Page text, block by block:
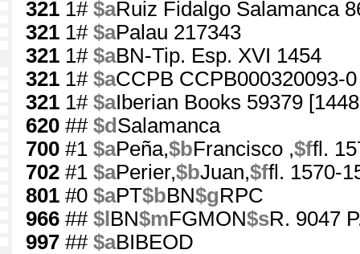
321 1# $aRuiz Fidalgo Salamanca
321 1# $aPalau 217343
321 1# $aBN-Tip. Esp. XVI 1454
321 1# $aCCPB CCPB000320093-0
321 1# $aIberian Books 59379
620 ## $d Salamanca
700 #1 $aPeña,$bFrancisco ,$ffl.
702 #1 $aPerier,$bJuan,$ffl. 1570-
801 #0 $aPT$bBN$gRPC
966 ## $l BN$mFGMON$sR. 9047
997 ## $aBIBEOD